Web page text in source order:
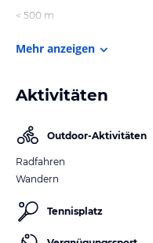
< 500 m
Mehr anzeigen
Aktivitäten
Outdoor-Aktivitäten
Radfahren
Wandern
Tennisplatz